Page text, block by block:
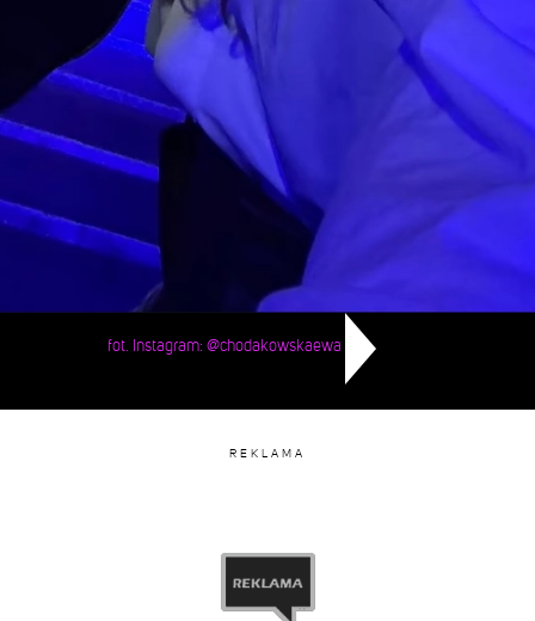
fot. Instagram: @chodakowskaewa
REKLAMA